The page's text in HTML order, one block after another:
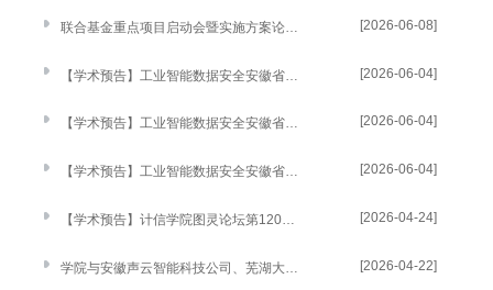
[2026-06-08]
[2026-06-04]
【学术预告】工业智能数据安全安徽省重点实验室学术报告：把明文“藏”进神经元：基于对抗样本的神经网络通用对称加密框架 [2026-06-04]
【学术预告】工业智能数据安全安徽省重点实验室学术报告：零知识证明中的魔法 [2026-06-04]
【学术预告】计信学院图灵论坛第120讲：Machine learning for Environmental Science: Opportunities, Research Overview, Insights, and Emerging Directions [2026-04-24]
[2026-04-22]